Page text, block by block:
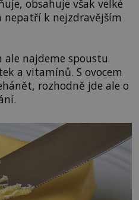
obsahuje však velké
k nejzdravějším
najdeme spoustu
a vitamínů. S ovocem
rozhodně jde ale o